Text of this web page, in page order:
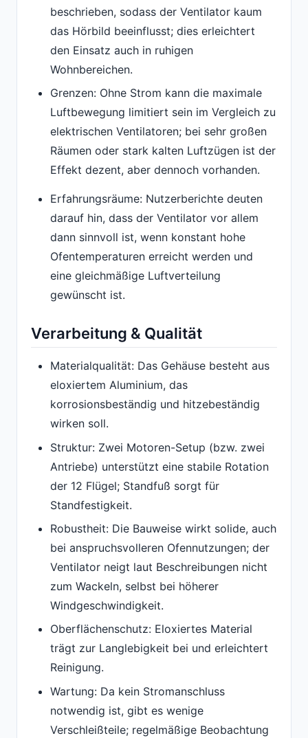
beschrieben, sodass der Ventilator kaum
das Hörbild beeinflusst; dies erleichtert
den Einsatz auch in ruhigen
Wohnbereichen.
Grenzen: Ohne Strom kann die maximale
Luftbewegung limitiert sein im Vergleich zu
elektrischen Ventilatoren; bei sehr großen
Räumen oder stark kalten Luftzügen ist der
Effekt dezent, aber dennoch vorhanden.
Erfahrungsräume: Nutzerberichte deuten
darauf hin, dass der Ventilator vor allem
dann sinnvoll ist, wenn konstant hohe
Ofentemperaturen erreicht werden und
eine gleichmäßige Luftverteilung
gewünscht ist.
Verarbeitung & Qualität
Materialqualität: Das Gehäuse besteht aus
eloxiertem Aluminium, das
korrosionsbeständig und hitzebeständig
wirken soll.
Struktur: Zwei Motoren-Setup (bzw. zwei
Antriebe) unterstützt eine stabile Rotation
der 12 Flügel; Standfuß sorgt für
Standfestigkeit.
Robustheit: Die Bauweise wirkt solide, auch
bei anspruchsvolleren Ofennutzungen; der
Ventilator neigt laut Beschreibungen nicht
zum Wackeln, selbst bei höherer
Windgeschwindigkeit.
Oberflächenschutz: Eloxiertes Material
trägt zur Langlebigkeit bei und erleichtert
Reinigung.
Wartung: Da kein Stromanschluss
notwendig ist, gibt es wenige
Verschleißteile; regelmäßige Beobachtung